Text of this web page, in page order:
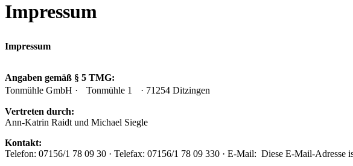
Impressum
Impressum
Angaben gemäß § 5 TMG:
Tonmühle GmbH · Tonmühle 1 · 71254 Ditzingen
Vertreten durch:
Ann-Katrin Raidt und Michael Siegle
Kontakt:
Telefon: 07156/1 78 09 30 · Telefax: 07156/1 78 09 330 · E-Mail: Diese E-Mail-Adresse